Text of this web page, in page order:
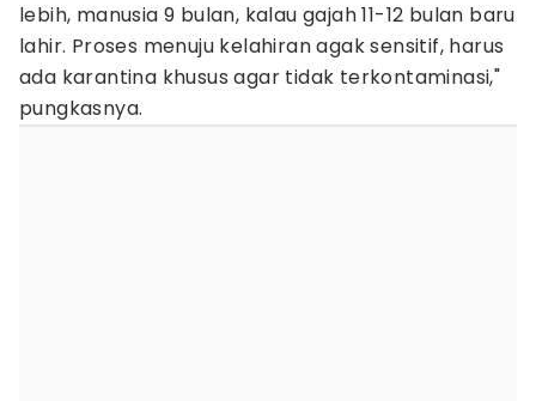
lebih, manusia 9 bulan, kalau gajah 11-12 bulan baru
lahir. Proses menuju kelahiran agak sensitif, harus
ada karantina khusus agar tidak terkontaminasi,"
pungkasnya.